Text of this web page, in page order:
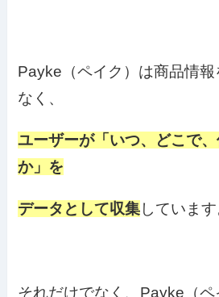
Payke（ペイク）は商品情
なく、
ユーザーが「いつ、どこで
か」を
データとして収集しています
それだけでなく、Payke（ペ